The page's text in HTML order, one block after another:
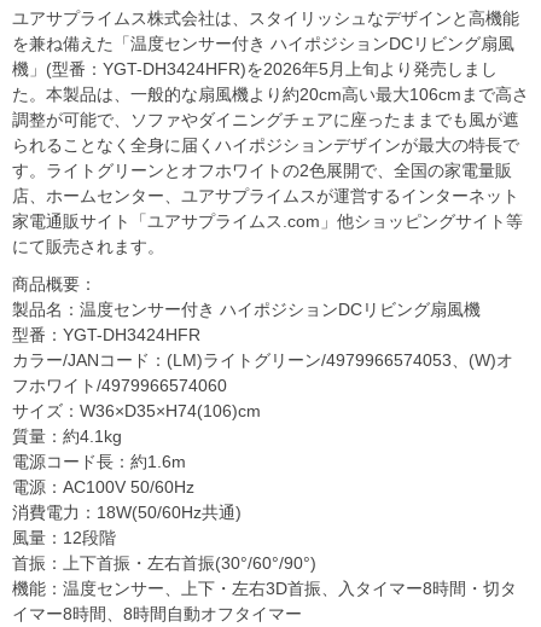
ユアサプライムス株式会社は、スタイリッシュなデザインと高機能
を兼ね備えた「温度センサー付き ハイポジションDCリビング扇風
機」(型番：YGT-DH3424HFR)を2026年5月上旬より発売しまし
た。本製品は、一般的な扇風機より約20cm高い最大106cmまで高さ
調整が可能で、ソファやダイニングチェアに座ったままでも風が遮
られることなく全身に届くハイポジションデザインが最大の特長で
す。ライトグリーンとオフホワイトの2色展開で、全国の家電量販
店、ホームセンター、ユアサプライムスが運営するインターネット
家電通販サイト「ユアサプライムス.com」他ショッピングサイト等
にて販売されます。
商品概要：
製品名：温度センサー付き ハイポジションDCリビング扇風機
型番：YGT-DH3424HFR
カラー/JANコード：(LM)ライトグリーン/4979966574053、(W)オ
フホワイト/4979966574060
サイズ：W36×D35×H74(106)cm
質量：約4.1kg
電源コード長：約1.6m
電源：AC100V 50/60Hz
消費電力：18W(50/60Hz共通)
風量：12段階
首振：上下首振・左右首振(30°/60°/90°)
機能：温度センサー、上下・左右3D首振、入タイマー8時間・切タ
イマー8時間、8時間自動オフタイマー